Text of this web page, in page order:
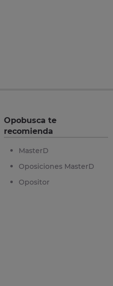
Opobusca te
recomienda
MasterD
Oposiciones MasterD
Opositor